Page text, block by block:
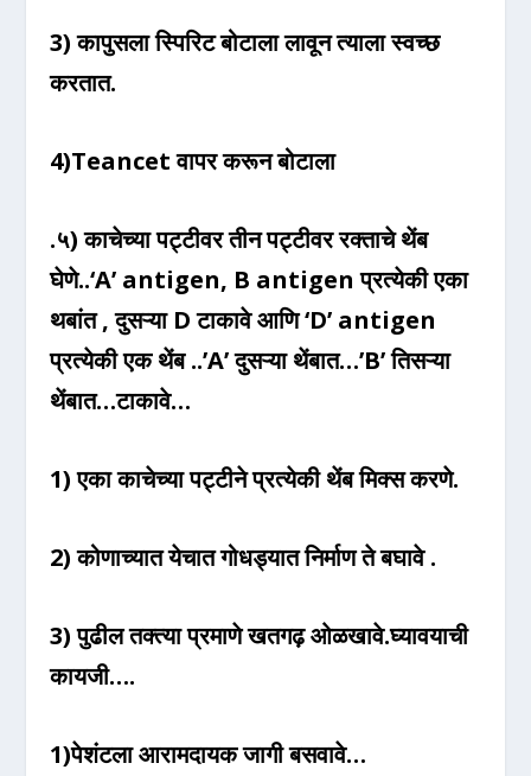
3) कापुसला स्पिरिट बोटाला लावून त्याला स्वच्छ
करतात.
4)Teancet वापर करून बोटाला
.५) काचेच्या पट्टीवर तीन पट्टीवर रक्ताचे थेंब
घेणे..‘A’ antigen, B antigen प्रत्येकी एका
थबांत , दुसऱ्या D टाकावे आणि ‘D’ antigen
प्रत्येकी एक थेंब ..’A’ दुसऱ्या थेंबात…’B’ तिसऱ्या
थेंबात…टाकावे…
1) एका काचेच्या पट्टीने प्रत्येकी थेंब मिक्स करणे.
2) कोणाच्यात येचात गोधड्यात निर्माण ते बघावे .
3) पुढील तक्त्या प्रमाणे खतगढ़ ओळखावे.घ्यावयाची
कायजी….
1)पेशंटला आरामदायक जागी बसवावे…